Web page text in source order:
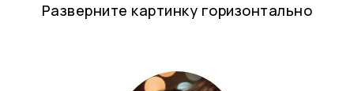
Разверните картинку горизонтально